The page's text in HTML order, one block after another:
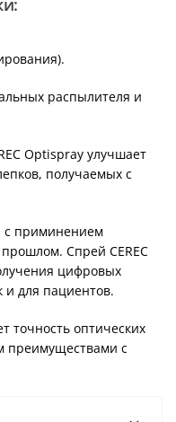
распылителя и
Optispray улучшает
получаемых с
с приминением
Спрей CEREC
цифровых
и для пациентов.
оптических
преимуществами с